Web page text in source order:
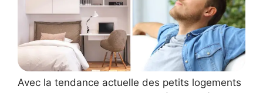
Avec la tendance actuelle des petits logements